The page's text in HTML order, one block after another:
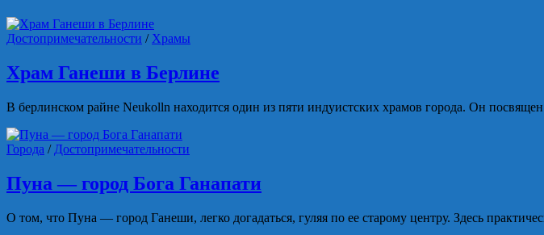
Достопримечательности / Храмы
Храм Ганеши в Берлине
В берлинском райне Neukolln находится один из пяти индуистских храмов города. Он
Города / Достопримечательности
Пуна — город Бога Ганапати
О том, что Пуна — город Ганеши, легко догадаться, гуляя по ее старому центру. Здесь